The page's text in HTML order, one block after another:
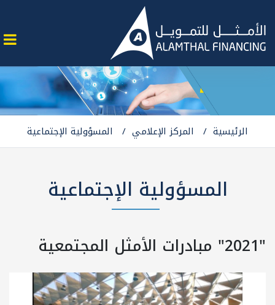
الرئيسية المركز الإعلامي المسؤولية الإجتماعية
المسؤولية الإجتماعية
"2021" مبادرات الأمثل المجتمعية